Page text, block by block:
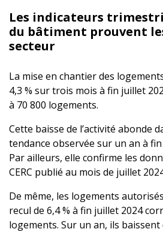
Les indicateurs
du bâtiment prouvent
secteur
La mise en chantier des
4,3 % sur trois mois à fin juillet
à 70 800 logements.
Cette baisse de l’activité abonde
tendance observée sur un an à fin
Par ailleurs, elle confirme les
CERC publié au mois de juillet
De même, les logements
recul de 6,4 % à fin juillet 2024
logements. Sur un an, ils baissent